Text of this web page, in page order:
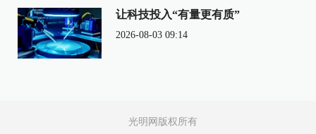
让科技投入“有量更有质”
2026-08-03 09:14
光明网版权所有